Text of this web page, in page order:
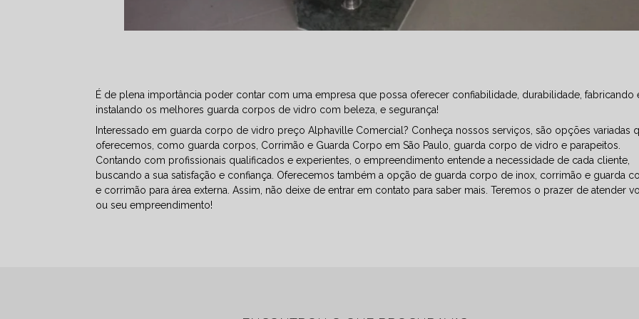
É de plena importância poder contar com uma empresa que possa oferecer confiabilidade, durabilidade, fabricando
instalando os melhores guarda corpos de vidro com beleza, e segurança!
Interessado em guarda corpo de vidro preço Alphaville Comercial? Conheça nossos serviços, são opções variadas
oferecemos, como guarda corpos, Corrimão e Guarda Corpo em São Paulo, guarda corpo de vidro e parapeitos.
Contando com profissionais qualificados e experientes, o empreendimento entende a necessidade de cada cliente,
buscando a sua satisfação e confiança. Oferecemos também a opção de guarda corpo de inox, corrimão e guarda
e corrimão para área externa. Assim, não deixe de entrar em contato para saber mais. Teremos o prazer de atender
ou seu empreendimento!